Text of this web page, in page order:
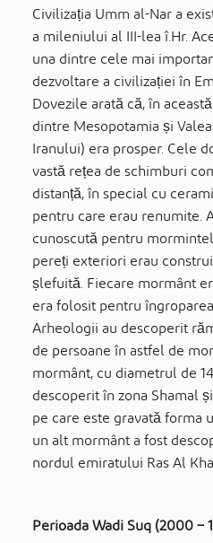
Civilizația Umm al-Nar a
a mileniului al III-lea î.Hr.
una dintre cele mai
dezvoltare a civilizației în
Dovezile arată că, în
dintre Mesopotamia și
Iranului) era prosper. Cele
vastă rețea de schimburi
distanță, în special cu
pentru care erau renumite.
cunoscută pentru
pereți exteriori erau
șlefuită. Fiecare mormânt
era folosit pentru
Arheologii au descoperit
de persoane în astfel de
mormânt, cu diametrul de
descoperit în zona Shamal
pe care este gravată forma
un alt mormânt a fost
nordul emiratului Ras Al
Perioada Wadi Suq (2000 –